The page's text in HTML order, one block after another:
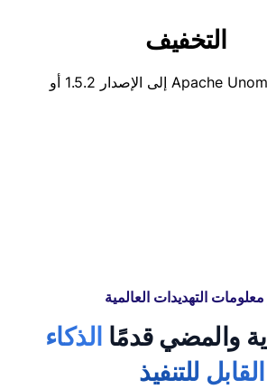
التخفيف
قم بتحديث Apache Unomi إلى الإصدار 1.5.2 أو
التهديدات العالمية
والمضي قدمًا الذكاء
القابل للتنفيذ